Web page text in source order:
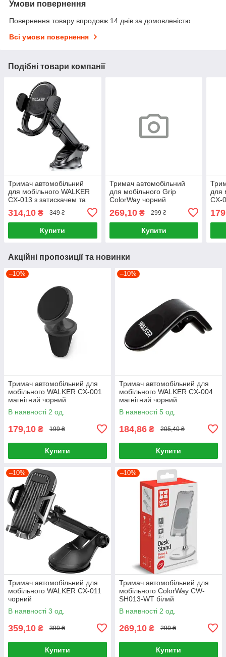
Умови повернення
Повернення товару впродовж 14 днів за домовленістю
Всі умови повернення
Подібні товари компанії
Тримач автомобільний
для мобільного WALKER
CX-013 з затискачем та
314,10 ₴ 349 ₴
Купити
Тримач автомобільний
для мобільного Grip
ColorWay чорний
269,10₴ 299 ₴
Купити
для
CX-
Акційні пропозиції та новинки
–10%
Тримач автомобільний для
мобільного WALKER CX-001
магнітний чорний
В наявності 2 од.
179,10 ₴ 199 ₴
Купити
–10%
Тримач автомобільний для
мобільного WALKER CX-004
магнітний чорний
В наявності 5 од.
184,86 ₴ 205,40 ₴
Купити
–10%
Тримач автомобільний для
мобільного WALKER CX-011
чорний
В наявності 3 од.
359,10 ₴ 399 ₴
Купити
–10%
Тримач автомобільний для
мобільного ColorWay CW-
SH013-WT білий
В наявності 2 од.
269,10 ₴ 299 ₴
Купити